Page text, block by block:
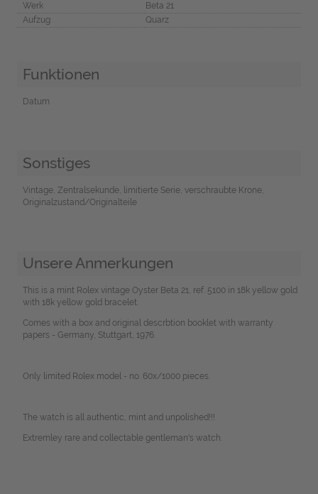
Werk
Beta 21
Aufzug
Quarz
Funktionen
Datum
Sonstiges
Vintage, Zentralsekunde, limitierte Serie, verschraubte Krone,
Originalzustand/Originalteile
Unsere Anmerkungen
This is a mint Rolex vintage Oyster Beta 21, ref. 5100 in 18k yellow gold
with 18k yellow gold bracelet.
Comes with a box and original descrbtion booklet with warranty
papers - Germany, Stuttgart, 1976.
Only limited Rolex model - no. 60x/1000 pieces.
The watch is all authentic, mint and unpolished!!!
Extremley rare and collectable gentleman's watch.